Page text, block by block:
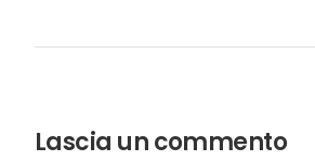
Lascia un commento